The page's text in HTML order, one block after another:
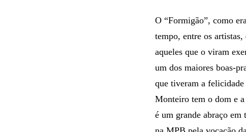
O “Formigão”, como
tempo, entre os
aqueles que o viram
um dos maiores boas-
que tiveram a
Monteiro tem o dom e a
é um grande abraço em